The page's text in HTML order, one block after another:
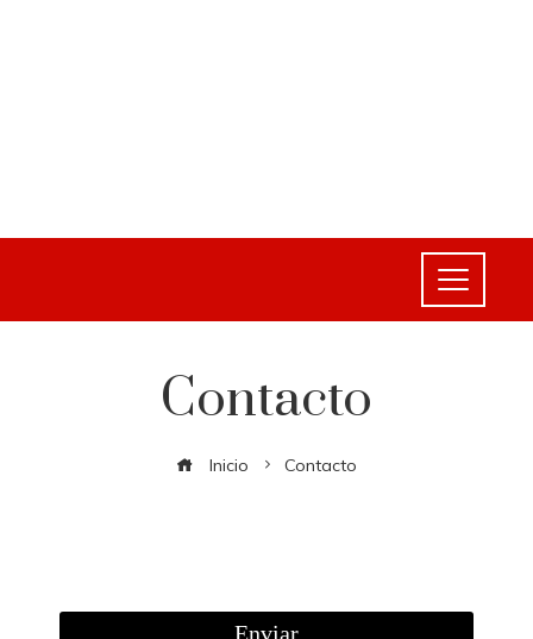
Contacto
Inicio Contacto